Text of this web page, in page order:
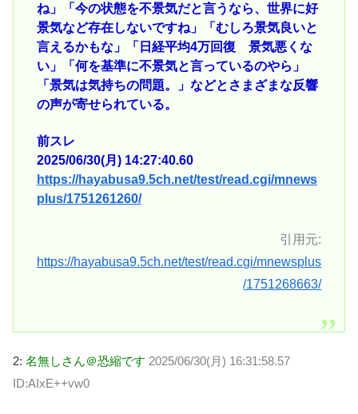
ね」「今の状態を不景気だと言うなら、世界に好
景気など存在しないですね」「むしろ景気良いと
言えるかもな」「日経平均4万回復 景気悪くな
い」「何を基準に不景気と言っているのやら」
「景気は気持ちの問題。」などとさまざまな反響
の声が寄せられている。
前スレ
2025/06/30(月) 14:27:40.60
https://hayabusa9.5ch.net/test/read.cgi/mnews
plus/1751261260/
引用元:
https://hayabusa9.5ch.net/test/read.cgi/mnewsplus
/1751268663/
2: 名無しさん＠恐縮です 2025/06/30(月) 16:31:58.57
ID:AIxE++vw0